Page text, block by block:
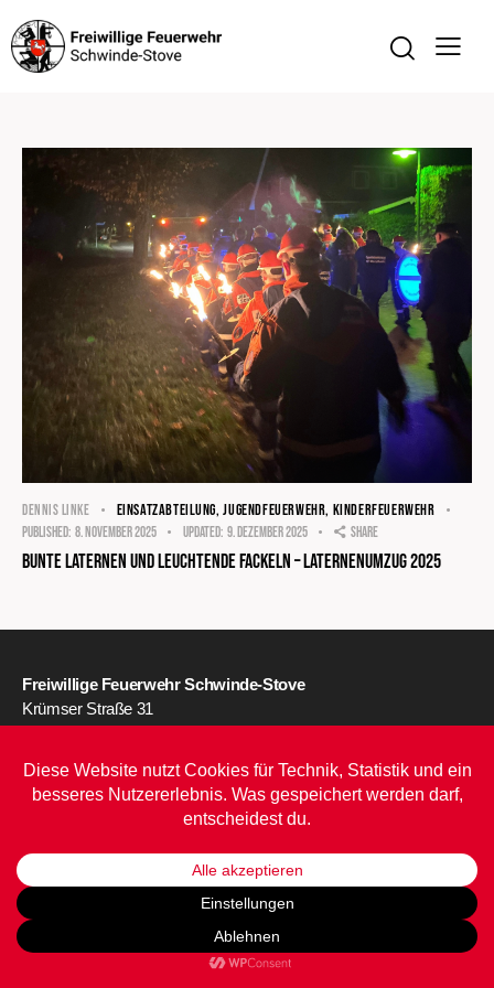
DENNIS LINKE EINSATZABTEILUNG,JUGENDFEUERWEHR, KINDERFEUERWEHR
Published: 8. November 2025 Updated: 9. Dezember 2025 Share
Bunte Laternen und leuchtende Fackeln – Laternenumzug 2025
Freiwillige Feuerwehr Schwinde-Stove
Krümser Straße 31
Impressum•Datenschutz •Barrierefreiheit
© daum software 2026